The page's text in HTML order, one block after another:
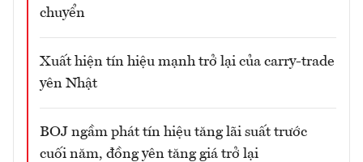
chuyển
Xuất hiện tín hiệu mạnh trở lại của carry-trade
yên Nhật
BOJ ngầm phát tín hiệu tăng lãi suất trước
cuối năm, đồng yên tăng giá trở lại